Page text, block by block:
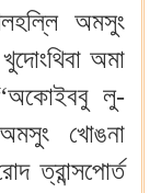
অমসুং
অমা
লু-
খোঙনা
ত্রান্সপোর্ত